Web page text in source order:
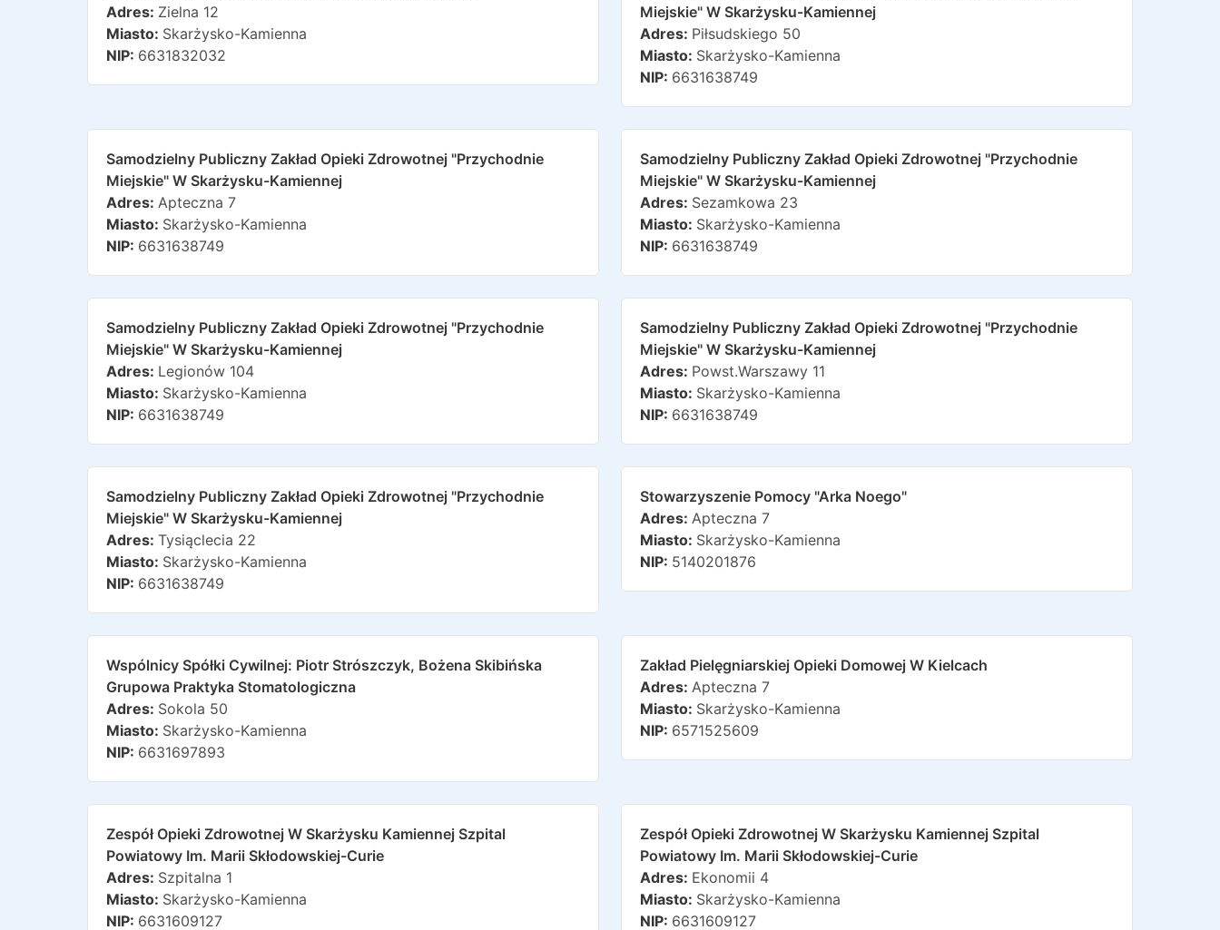
Adres: Zielna 12
Miasto: Skarżysko-Kamienna
NIP: 6631832032
Miejskie" W Skarżysku-Kamiennej
Adres: Piłsudskiego 50
Miasto: Skarżysko-Kamienna
NIP: 6631638749
Samodzielny Publiczny Zakład Opieki Zdrowotnej "przychodnie
Miejskie" W Skarżysku-Kamiennej
Adres: Apteczna 7
Miasto: Skarżysko-Kamienna
NIP: 6631638749
Samodzielny Publiczny Zakład Opieki Zdrowotnej "przychodnie
Miejskie" W Skarżysku-Kamiennej
Adres: Sezamkowa 23
Miasto: Skarżysko-Kamienna
NIP: 6631638749
Samodzielny Publiczny Zakład Opieki Zdrowotnej "przychodnie
Miejskie" W Skarżysku-Kamiennej
Adres: Legionów 104
Miasto: Skarżysko-Kamienna
NIP: 6631638749
Samodzielny Publiczny Zakład Opieki Zdrowotnej "przychodnie
Miejskie" W Skarżysku-Kamiennej
Adres: Powst.warszawy 11
Miasto: Skarżysko-Kamienna
NIP: 6631638749
Samodzielny Publiczny Zakład Opieki Zdrowotnej "przychodnie
Miejskie" W Skarżysku-Kamiennej
Adres: Tysiąclecia 22
Miasto: Skarżysko-Kamienna
NIP: 6631638749
Stowarzyszenie Pomocy "arka Noego"
Adres: Apteczna 7
Miasto: Skarżysko-Kamienna
NIP: 5140201876
Wspólnicy Spółki Cywilnej: Piotr Strószczyk, Bożena Skibińska
Grupowa Praktyka Stomatologiczna
Adres: Sokola 50
Miasto: Skarżysko-Kamienna
NIP: 6631697893
Zakład Pielęgniarskiej Opieki Domowej W Kielcach
Adres: Apteczna 7
Miasto: Skarżysko-Kamienna
NIP: 6571525609
Zespół Opieki Zdrowotnej W Skarżysku Kamiennej Szpital
Powiatowy Im. Marii Skłodowskiej-Curie
Adres: Szpitalna 1
Miasto: Skarżysko-Kamienna
NIP: 6631609127
Zespół Opieki Zdrowotnej W Skarżysku Kamiennej Szpital
Powiatowy Im. Marii Skłodowskiej-Curie
Adres: Ekonomii 4
Miasto: Skarżysko-Kamienna
NIP: 6631609127